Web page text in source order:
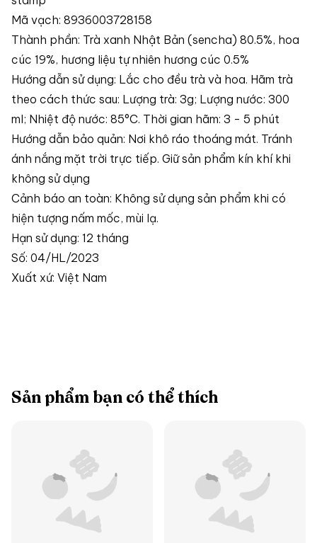
Mã vạch: 8936003728158
Thành phần: Trà xanh Nhật Bản (sencha) 80.5%, hoa
cúc 19%, hương liệu tự nhiên hương cúc 0.5%
Hướng dẫn sử dụng: Lắc cho đều trà và hoa. Hãm trà
theo cách thức sau: Lượng trà: 3g; Lượng nước: 300
ml; Nhiệt độ nước: 85°C. Thời gian hãm: 3 - 5 phút
Hướng dẫn bảo quản: Nơi khô ráo thoáng mát. Tránh
ánh nắng mặt trời trực tiếp. Giữ sản phẩm kín khí khi
không sử dụng
Cảnh báo an toàn: Không sử dụng sản phẩm khi có
hiện tượng nấm mốc, mùi lạ.
Hạn sử dụng: 12 tháng
Số: 04/HL/2023
Xuất xứ: Việt Nam
Sản phẩm bạn có thể thích